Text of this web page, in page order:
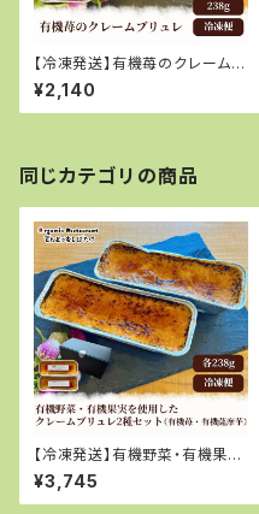
【冷凍発送】有機苺のクレームブ
リュレ 238g×1個
¥2,140
同じカテゴリの商品
【冷凍発送】有機野菜・有機果実
を使用したクレームブリュレ2種
セット（有機苺・有機薩摩芋）
¥3,745